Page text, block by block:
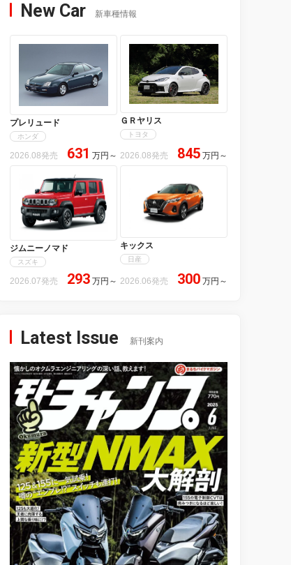
New Car 新車種情報
プレリュード
ホンダ
2026.08発売 631 万円 ～
ＧＲヤリス
トヨタ
2026.08発売 845 万円 ～
ジムニーノマド
スズキ
2026.07発売 293 万円 ～
キックス
日産
2026.06発売 300 万円 ～
Latest Issue 新刊案内